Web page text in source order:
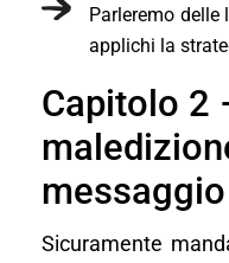
Parleremo delle
applichi la
Capitolo 2
messaggio
Sicuramente